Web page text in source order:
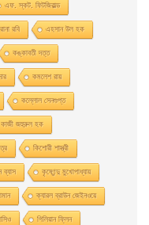
এফ. স্কট. ফিটজিরাল্ড
রবি এহসান উল হক
কঙ্কাবতী দত্ত
কমলেশ রায়
কল্লোল সেনগুপ্ত
কাজী জহুরুল হক
কিশোরী শাস্ত্রী
ব্যাস কৃষ্ণেন্দু মুখােপাধ্যায়
ক্যারল ব্রাউন জেইনওয়ে
গিলিয়ান ফ্লিন